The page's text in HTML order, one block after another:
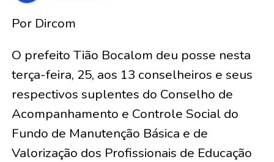
Por Dircom
O prefeito Tião Bocalom deu posse nesta
terça-feira, 25, aos 13 conselheiros e seus
respectivos suplentes do Conselho de
Acompanhamento e Controle Social do
Fundo de Manutenção Básica e de
Valorização dos Profissionais de Educação